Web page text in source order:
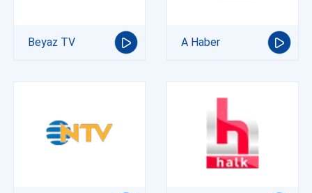
Beyaz TV A Haber